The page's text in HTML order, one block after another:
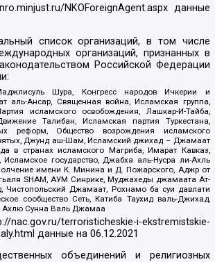
NKOForeignAgent.aspxданные
список организаций, в том числе
организаций, признанных в
Российской Федерации
Шура, Конгресс народов Ичкерии и
аль-Ансар, Священная война, Исламская группа,
исламского освобождения, Лашкар-И-Тайба,
Талибан, Исламская партия Туркестана,
реформ, Общество возрождения исламского
Джунд аш-Шам, Исламский джихад – Джамаат
в странах исламского Магриба, Имарат Кавказ,
государство, Джабха аль-Нусра ли-Ахль
имени К. Минина и Д. Пожарского, Аджр от
SHAM, АУМ Синрике, Муджахеды джамаата Ат-
Чистопольский Джамаат, Рохнамо ба суи давлати
сообщество Сеть, Катиба Таухид валь-Джихад,
Ахлю Сунна Валь Джамаа
nac.gov.ru/terroristicheskie-i-ekstremistskie-
данные на06.12.2021
объединений и религиозных